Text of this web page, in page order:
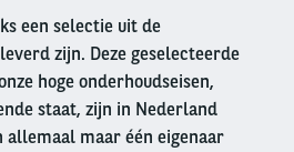
een selectie uit de
zijn. Deze geselecteerde
hoge onderhoudseisen,
staat, zijn in Nederland
allemaal maar één eigenaar